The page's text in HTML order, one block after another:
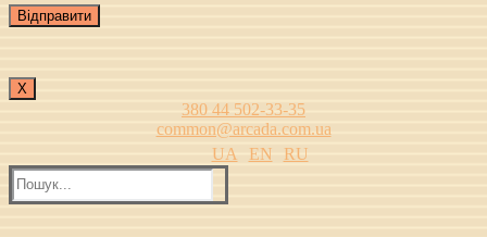
Х
380 44 502-33-35
common@arcada.com.ua
UA
EN
RU
Пошук: